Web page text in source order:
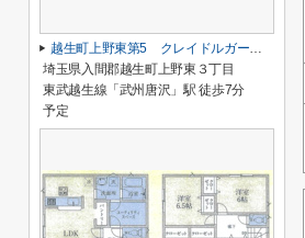
越生町上野東第5 クレイドルガーデン 新築戸建 全6棟 6号棟
埼玉県入間郡越生町上野東３丁目
東武越生線「武州唐沢」駅 徒歩7分
予定